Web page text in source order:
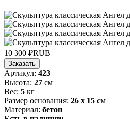
10 300 ₽RUB
Заказать
Артикул: 423
Высота: 27 см
Вес: 5 кг
Размер основания: 26 x 15 см
Материал: бетон